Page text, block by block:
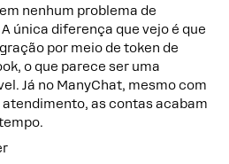
nenhum problema de
única diferença que vejo é que
por meio de token de
o que parece ser uma
Já no ManyChat, mesmo com
atendimento, as contas acabam